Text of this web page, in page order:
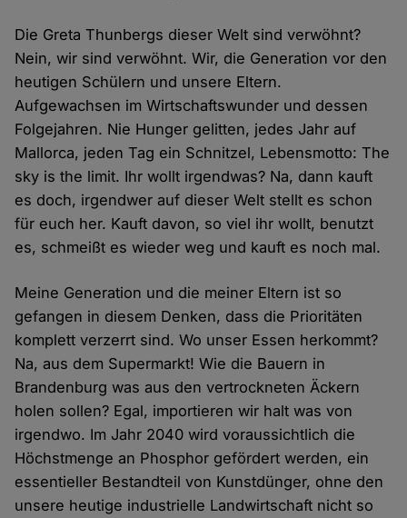
Die Greta Thunbergs dieser Welt sind verwöhnt?
Nein, wir sind verwöhnt. Wir, die Generation vor den
heutigen Schülern und unsere Eltern.
Aufgewachsen im Wirtschaftswunder und dessen
Folgejahren. Nie Hunger gelitten, jedes Jahr auf
Mallorca, jeden Tag ein Schnitzel, Lebensmotto: The
sky is the limit. Ihr wollt irgendwas? Na, dann kauft
es doch, irgendwer auf dieser Welt stellt es schon
für euch her. Kauft davon, so viel ihr wollt, benutzt
es, schmeißt es wieder weg und kauft es noch mal.
Meine Generation und die meiner Eltern ist so
gefangen in diesem Denken, dass die Prioritäten
komplett verzerrt sind. Wo unser Essen herkommt?
Na, aus dem Supermarkt! Wie die Bauern in
Brandenburg was aus den vertrockneten Äckern
holen sollen? Egal, importieren wir halt was von
irgendwo. Im Jahr 2040 wird voraussichtlich die
Höchstmenge an Phosphor gefördert werden, ein
essentieller Bestandteil von Kunstdünger, ohne den
unsere heutige industrielle Landwirtschaft nicht so